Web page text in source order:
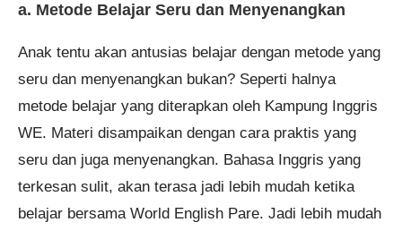
a. Metode Belajar Seru dan Menyenangkan
Anak tentu akan antusias belajar dengan metode yang
seru dan menyenangkan bukan? Seperti halnya
metode belajar yang diterapkan oleh Kampung Inggris
WE. Materi disampaikan dengan cara praktis yang
seru dan juga menyenangkan. Bahasa Inggris yang
terkesan sulit, akan terasa jadi lebih mudah ketika
belajar bersama World English Pare. Jadi lebih mudah